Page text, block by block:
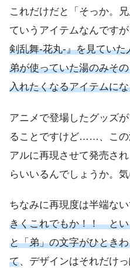
これだけだと「そっか。
ていうアイテムなんですが
剣乱舞-花丸-』を見てい
弟が使っていた湯のみそ
入れたくなるアイテムに
アニメで登場したグッズ
ることですけど……、この
アルに再現させて発売さ
らいいるんでしょうか。気
ちなみに再現度は半端ない
きくこれでもか！！ とい
と「弟」の文字がひとき
て、デザインはそれだけ